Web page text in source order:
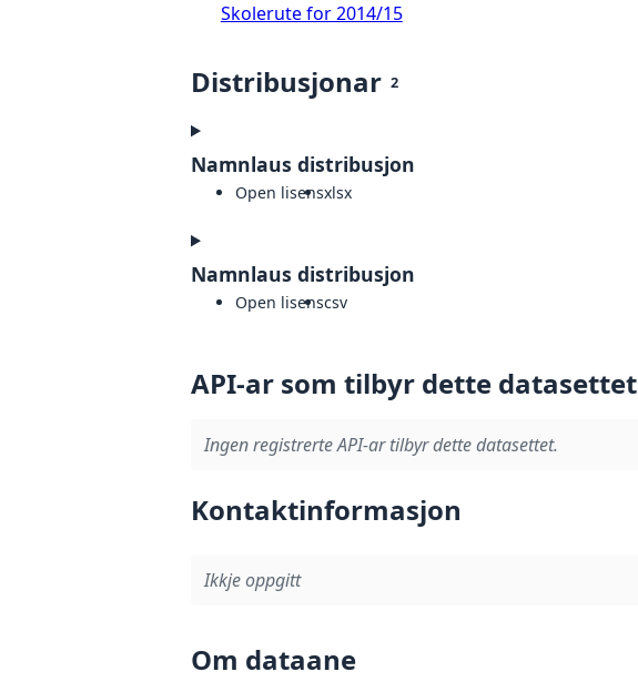
Skolerute for 2014/15
Distribusjonar 2
Namnlaus distribusjon
Open lisensxlsx
Namnlaus distribusjon
Open lisenscsv
API-ar som tilbyr dette datasettet
Ingen registrerte API-ar tilbyr dette datasettet.
Kontaktinformasjon
Ikkje oppgitt
Om dataane